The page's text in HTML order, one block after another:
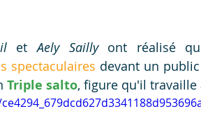
et Aely Sailly ont réalisé
spectaculaires devant un
Triple salto, figure qu'il